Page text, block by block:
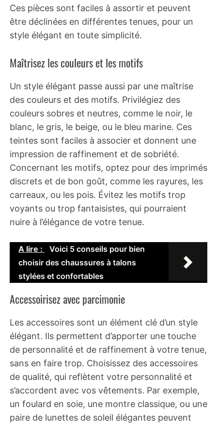
Ces pièces sont faciles à assortir et peuvent
être déclinées en différentes tenues, pour un
style élégant en toute simplicité.
Maîtrisez les couleurs et les motifs
Un style élégant passe aussi par une maîtrise
des couleurs et des motifs. Privilégiez des
couleurs sobres et neutres, comme le noir, le
blanc, le gris, le beige, ou le bleu marine. Ces
teintes sont faciles à associer et donnent une
impression de raffinement et de sobriété.
Concernant les motifs, optez pour des imprimés
discrets et de bon goût, comme les rayures, les
carreaux, ou les pois. Évitez les motifs trop
voyants ou trop fantaisistes, qui pourraient
nuire à l’élégance de votre tenue.
A lire :
Voici 5 conseils pour bien
choisir des chaussures à talons
stylées et confortables
Accessoirisez avec parcimonie
Les accessoires sont un élément clé d’un style
élégant. Ils permettent d’apporter une touche
de personnalité et de raffinement à votre tenue,
sans en faire trop. Choisissez des accessoires
de qualité, qui reflètent votre personnalité et
s’accordent avec vos vêtements. Par exemple,
un foulard en soie, une montre classique, ou une
paire de lunettes de soleil élégantes peuvent